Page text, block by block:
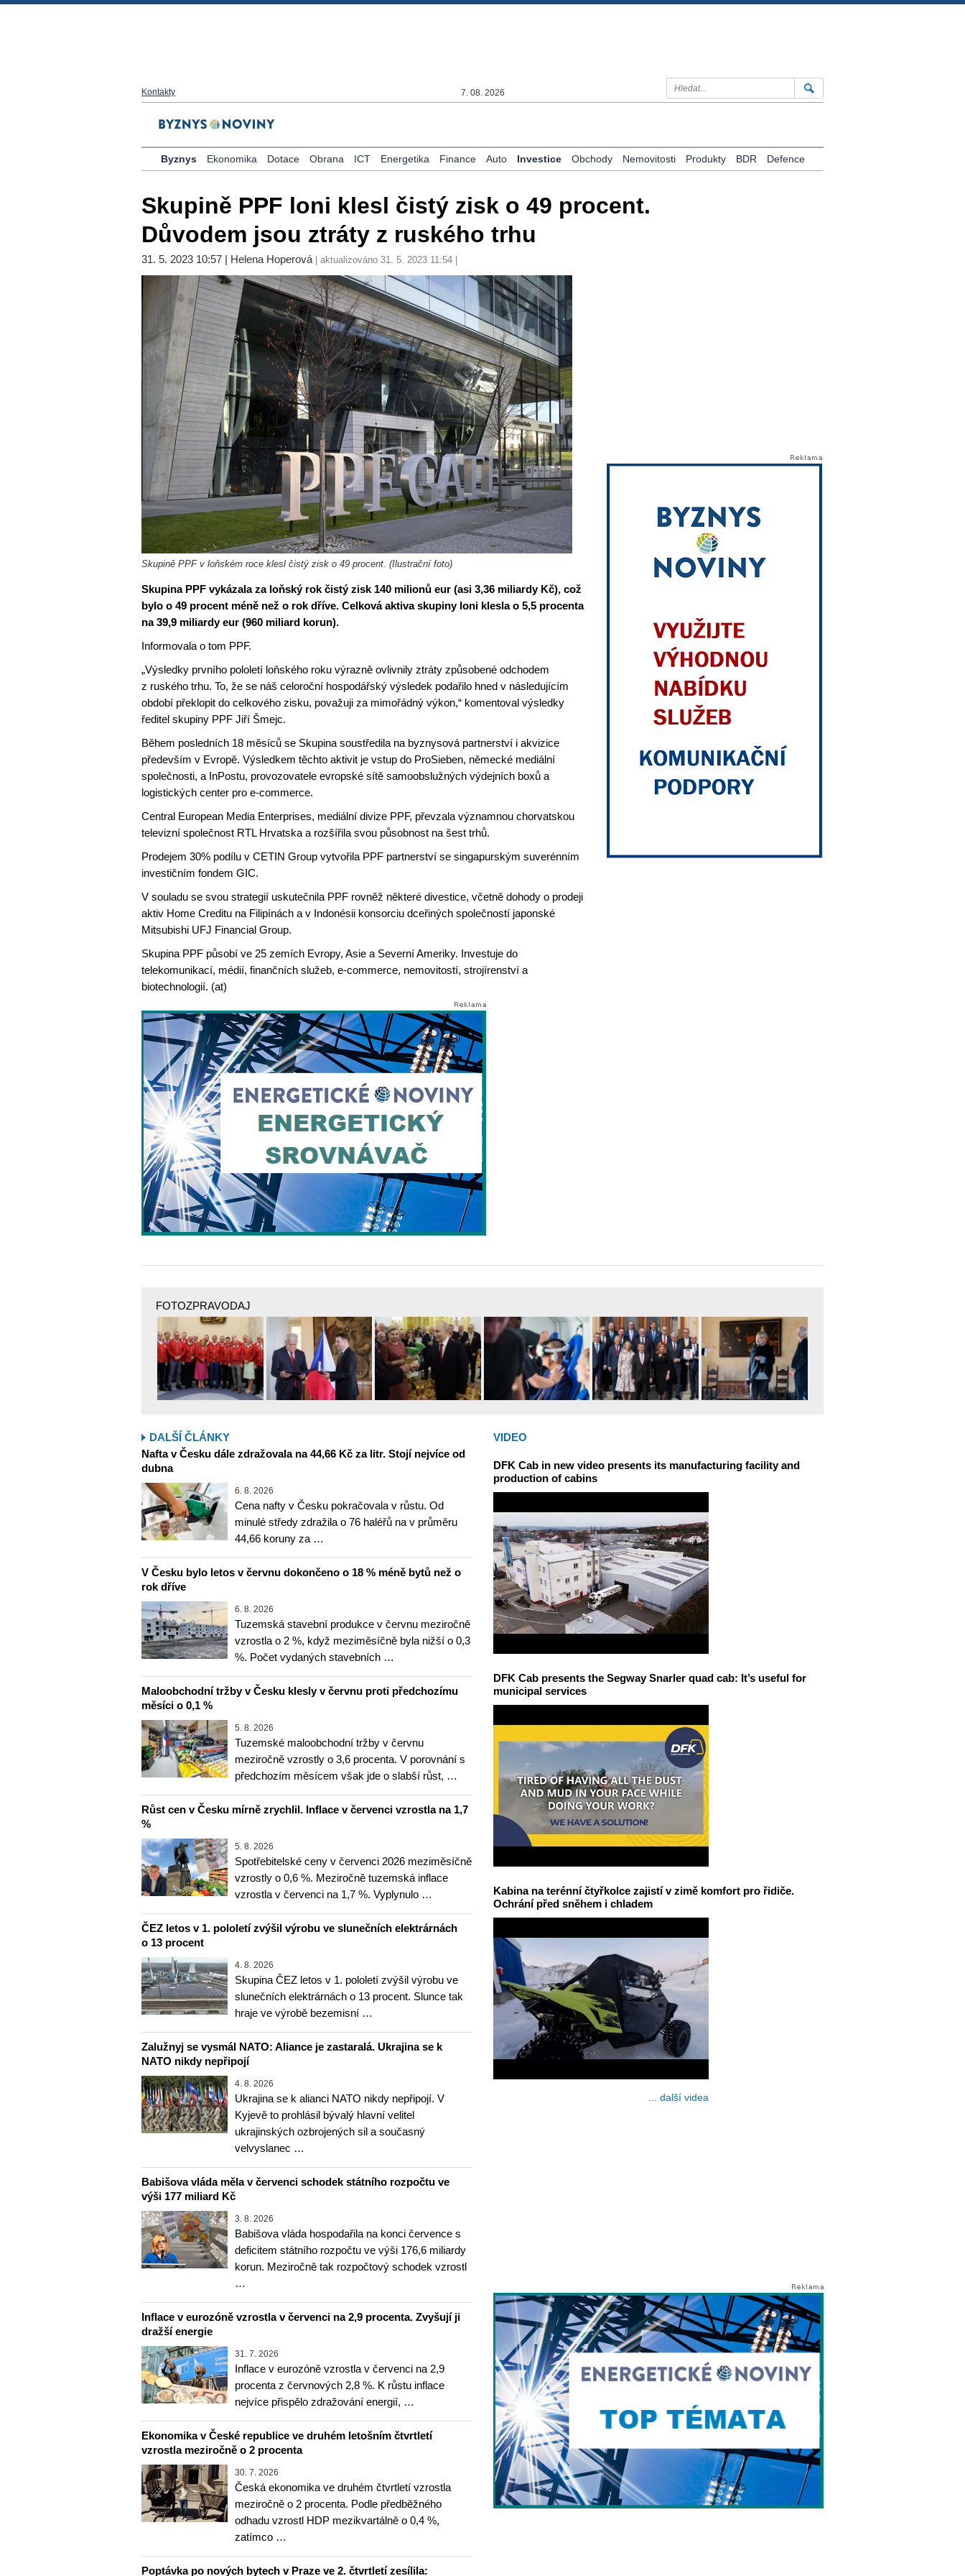
Kontakty 7. 08. 2026
Byznys Ekonomika Dotace Obrana ICT Energetika Finance Auto Investice Obchody Nemovitosti Produkty BDR Defence
Skupině PPF loni klesl čistý zisk o 49 procent.
Důvodem jsou ztráty z ruského trhu
31. 5. 2023 10:57 | Helena Hoperová| aktualizováno 31. 5. 2023 11:54 |
Skupině PPF v loňském roce klesl čistý zisk o 49 procent. (Ilustrační foto)
Skupina PPF vykázala za loňský rok čistý zisk 140 milionů eur (asi 3,36 miliardy Kč), což
bylo o 49 procent méně než o rok dříve. Celková aktiva skupiny loni klesla o 5,5 procenta
na 39,9 miliardy eur (960 miliard korun).
Informovala o tom PPF.
„Výsledky prvního pololetí loňského roku výrazně ovlivnily ztráty způsobené odchodem
z ruského trhu. To, že se náš celoroční hospodářský výsledek podařilo hned v následujícím
období překlopit do celkového zisku, považuji za mimořádný výkon,“ komentoval výsledky
ředitel skupiny PPF Jiří Šmejc.
Během posledních 18 měsíců se Skupina soustředila na byznysová partnerství i akvizice
především v Evropě. Výsledkem těchto aktivit je vstup do ProSieben, německé mediální
společnosti, a InPostu, provozovatele evropské sítě samoobslužných výdejních boxů a
logistických center pro e-commerce.
Central European Media Enterprises, mediální divize PPF, převzala významnou chorvatskou
televizní společnost RTL Hrvatska a rozšířila svou působnost na šest trhů.
Prodejem 30% podílu v CETIN Group vytvořila PPF partnerství se singapurským suverénním
investičním fondem GIC.
V souladu se svou strategií uskutečnila PPF rovněž některé divestice, včetně dohody o prodeji
aktiv Home Creditu na Filipínách a v Indonésii konsorciu dceřiných společností japonské
Mitsubishi UFJ Financial Group.
Skupina PPF působí ve 25 zemích Evropy, Asie a Severní Ameriky. Investuje do
telekomunikací, médií, finančních služeb, e-commerce, nemovitostí, strojírenství a
biotechnologií. (at)
FOTOZPRAVODAJ
DALŠÍ ČLÁNKY
Nafta v Česku dále zdražovala na 44,66 Kč za litr. Stojí nejvíce od
dubna
6. 8. 2026
Cena nafty v Česku pokračovala v růstu. Od
minulé středy zdražila o 76 haléřů na v průměru
44,66 koruny za …
V Česku bylo letos v červnu dokončeno o 18 % méně bytů než o
rok dříve
6. 8. 2026
Tuzemská stavební produkce v červnu meziročně
vzrostla o 2 %, když meziměsíčně byla nižší o 0,3
%. Počet vydaných stavebních …
Maloobchodní tržby v Česku klesly v červnu proti předchozímu
měsíci o 0,1 %
5. 8. 2026
Tuzemské maloobchodní tržby v červnu
meziročně vzrostly o 3,6 procenta. V porovnání s
předchozím měsícem však jde o slabší růst, …
Růst cen v Česku mírně zrychlil. Inflace v červenci vzrostla na 1,7
%
5. 8. 2026
Spotřebitelské ceny v červenci 2026 meziměsíčně
vzrostly o 0,6 %. Meziročně tuzemská inflace
vzrostla v červenci na 1,7 %. Vyplynulo …
ČEZ letos v 1. pololetí zvýšil výrobu ve slunečních elektrárnách
o 13 procent
4. 8. 2026
Skupina ČEZ letos v 1. pololetí zvýšil výrobu ve
slunečních elektrárnách o 13 procent. Slunce tak
hraje ve výrobě bezemisní …
Zalužnyj se vysmál NATO: Aliance je zastaralá. Ukrajina se k
NATO nikdy nepřipojí
4. 8. 2026
Ukrajina se k alianci NATO nikdy nepřipojí. V
Kyjevě to prohlásil bývalý hlavní velitel
ukrajinských ozbrojených sil a současný
velvyslanec …
Babišova vláda měla v červenci schodek státního rozpočtu ve
výši 177 miliard Kč
3. 8. 2026
Babišova vláda hospodařila na konci července s
deficitem státního rozpočtu ve výši 176,6 miliardy
korun. Meziročně tak rozpočtový schodek vzrostl
…
Inflace v eurozóně vzrostla v červenci na 2,9 procenta. Zvyšují ji
dražší energie
31. 7. 2026
Inflace v eurozóně vzrostla v červenci na 2,9
procenta z červnových 2,8 %. K růstu inflace
nejvíce přispělo zdražování energií, …
Ekonomika v České republice ve druhém letošním čtvrtletí
vzrostla meziročně o 2 procenta
30. 7. 2026
Česká ekonomika ve druhém čtvrtletí vzrostla
meziročně o 2 procenta. Podle předběžného
odhadu vzrostl HDP mezikvartálně o 0,4 %,
zatímco …
Poptávka po nových bytech v Praze ve 2. čtvrtletí zesílila:
VIDEO
DFK Cab in new video presents its manufacturing facility and
production of cabins
DFK Cab presents the Segway Snarler quad cab: It’s useful for
municipal services
Kabina na terénní čtyřkolce zajistí v zimě komfort pro řidiče.
Ochrání před sněhem i chladem
... další videa